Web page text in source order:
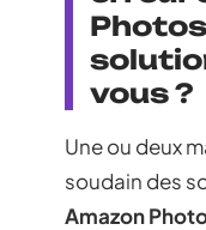
vous ?
Une ou deux
soudain des
Amazon